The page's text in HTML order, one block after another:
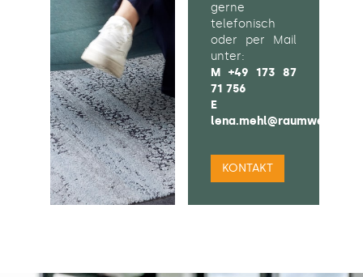
gerne
telefonisch
oder per Mail
unter:
M +49 173 87
71 756
E
KONTAKT